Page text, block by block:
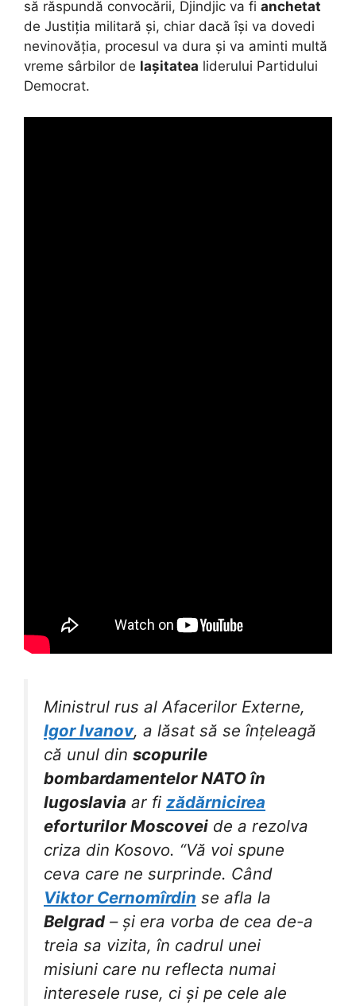
să răspundă convocării, Djindjic va fi anchetat
de Justiția militară și, chiar dacă își va dovedi
nevinovăția, procesul va dura și va aminti multă
vreme sârbilor de lașitatea liderului Partidului
Democrat.
Ministrul rus al Afacerilor Externe,
Igor Ivanov, a lăsat să se înțeleagă
că unul din scopurile
bombardamentelor NATO în
Iugoslavia ar fi zădărnicirea
eforturilor Moscovei de a rezolva
criza din Kosovo. “Vă voi spune
ceva care ne surprinde. Când
Viktor Cernomîrdin se afla la
Belgrad– și era vorba de cea de-a
treia sa vizita, în cadrul unei
misiuni care nu reflecta numai
interesele ruse, ci și pe cele ale